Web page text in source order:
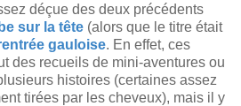
déçue des deux précédents
sur la tête (alors que le titre était
gauloise. En effet, ces
des recueils de mini-aventures ou
histoires (certaines assez
tirées par les cheveux), mais il y